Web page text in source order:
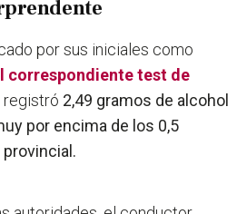
por sus iniciales como
correspondiente test de
registró 2,49 gramos de alcohol
por encima de los 0,5